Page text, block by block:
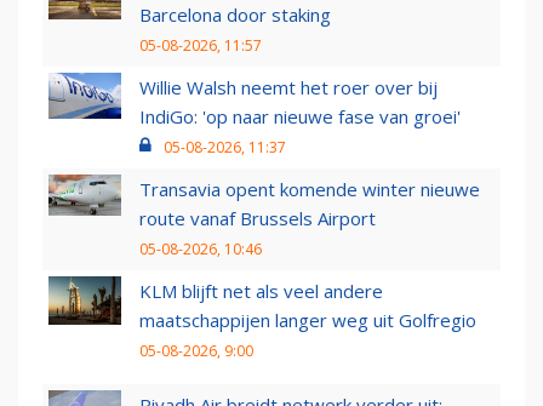
Barcelona door staking
05-08-2026, 11:57
Willie Walsh neemt het roer over bij
IndiGo: 'op naar nieuwe fase van groei'
05-08-2026, 11:37
Transavia opent komende winter nieuwe
route vanaf Brussels Airport
05-08-2026, 10:46
KLM blijft net als veel andere
maatschappijen langer weg uit Golfregio
05-08-2026, 9:00